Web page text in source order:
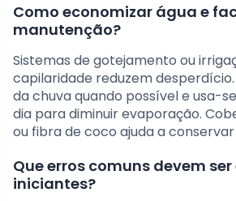
Como economizar água e
manutenção?
Sistemas de gotejamento ou
capilaridade reduzem
da chuva quando possível e usa-
dia para diminuir evaporação.
ou fibra de coco ajuda a
Que erros comuns devem
iniciantes?